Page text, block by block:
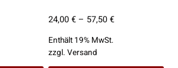
24,00€– 57,50€Preisspanne:
Enthält 19% MwSt.
zzgl. Versand